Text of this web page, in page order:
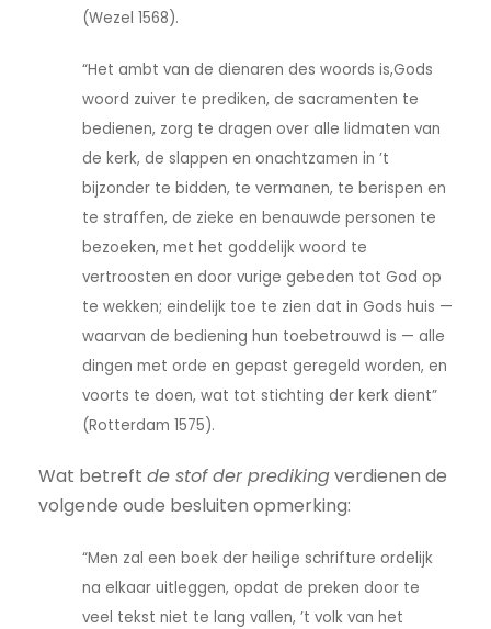
(Wezel 1568).
“Het ambt van de dienaren des woords is,Gods
woord zuiver te prediken, de sacramenten te
bedienen, zorg te dragen over alle lidmaten van
de kerk, de slappen en onachtzamen in ’t
bijzonder te bidden, te vermanen, te berispen en
te straffen, de zieke en benauwde personen te
bezoeken, met het goddelijk woord te
vertroosten en door vurige gebeden tot God op
te wekken; eindelijk toe te zien dat in Gods huis —
waarvan de bediening hun toebetrouwd is — alle
dingen met orde en gepast geregeld worden, en
voorts te doen, wat tot stichting der kerk dient”
(Rotterdam 1575).
Wat betreft de stof der predikingverdienen de
volgende oude besluiten opmerking:
“Men zal een boek der heilige schrifture ordelijk
na elkaar uitleggen, opdat de preken door te
veel tekst niet te lang vallen, ’t volk van het